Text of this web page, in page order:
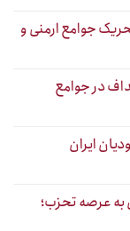
تحریک جوامع ارمنی و
در جوامع
ایران
به عرصه تحزب؛